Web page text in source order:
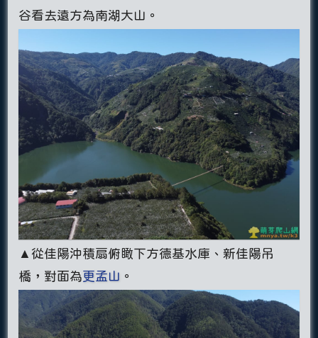
谷看去遠方為南湖大山。
▲從佳陽沖積扇俯瞰下方德基水庫、新佳陽吊
橋，對面為更孟山 。